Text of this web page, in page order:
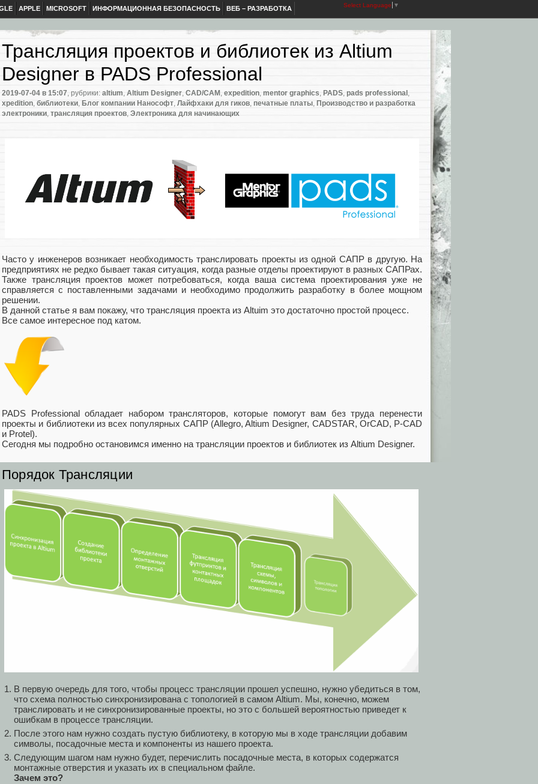
APPLE MICROSOFT ИНФОРМАЦИОННАЯ БЕЗОПАСНОСТЬ ВЕБ – РАЗРАБОТКА Select Language ▼
Трансляция проектов и библиотек из Altium
Designer в PADS Professional
2019-07-04 в 15:07, рубрики: altium, Altium Designer, CAD/CAM , expedition, mentor graphics, PADS, pads professional ,
xpedition, библиотеки, Блог компании Нанософт, Лайфхаки для гиков, печатные платы, Производство и разработка
электроники, трансляция проектов, Электроника для начинающих
Часто у инженеров возникает необходимость транслировать проекты из одной САПР в другую. На
предприятиях не редко бывает такая ситуация, когда разные отделы проектируют в разных САПРах.
Также трансляция проектов может потребоваться, когда ваша система проектирования уже не
справляется с поставленными задачами и необходимо продолжить разработку в более мощном
решении.
В данной статье я вам покажу, что трансляция проекта из Altuim это достаточно простой процесс.
Все самое интересное под катом.
PADS Professional обладает набором трансляторов, которые помогут вам без труда перенести
проекты и библиотеки из всех популярных САПР (Allegro, Altium Designer, CADSTAR, OrCAD, P-CAD
и Protel).
Сегодня мы подробно остановимся именно на трансляции проектов и библиотек из Altium Designer.
Порядок Трансляции
В первую очередь для того, чтобы процесс трансляции прошел успешно, нужно убедиться в том,
что схема полностью синхронизирована с топологией в самом Altium. Мы, конечно, можем
транслировать и не синхронизированные проекты, но это с большей вероятностью приведет к
ошибкам в процессе трансляции.
После этого нам нужно создать пустую библиотеку, в которую мы в ходе трансляции добавим
символы, посадочные места и компоненты из нашего проекта.
Следующим шагом нам нужно будет, перечислить посадочные места, в которых содержатся
монтажные отверстия и указать их в специальном файле.
Зачем это?